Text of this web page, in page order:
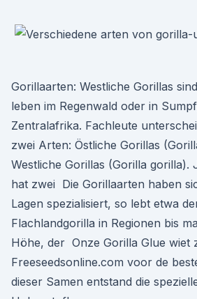
Gorillaarten: Westliche Gorillas
leben im Regenwald oder in
Zentralafrika. Fachleute
zwei Arten: Östliche Gorillas
Westliche Gorillas (Gorilla gorilla).
hat zwei Die Gorillaarten haben
Lagen spezialisiert, so lebt etwa
Flachlandgorilla in Regionen bis
Höhe, der Onze Gorilla Glue wiet
Freeseedsonline.com voor de
dieser Samen entstand die